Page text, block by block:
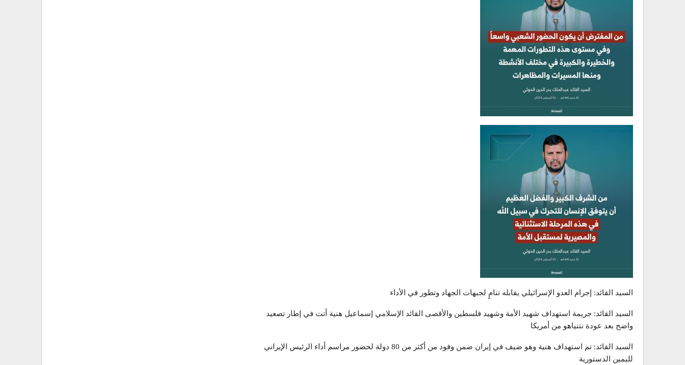
السيد القائد: إجرام العدو الإسرائيلي يقابله تنامٍ لجبهات الجهاد وتطور في الأداء
السيد القائد: جريمة استهداف شهيد الأمة وشهيد فلسطين والأقصى القائد الإسلامي إسماعيل هنية أتت في إطار تصعيد
واضح بعد عودة نتنياهو من أمريكا
السيد القائد: تم استهداف هنية وهو ضيف في إيران ضمن وفود من أكثر من 80 دولة لحضور مراسم أداء الرئيس الإيراني
لليمين الدستورية